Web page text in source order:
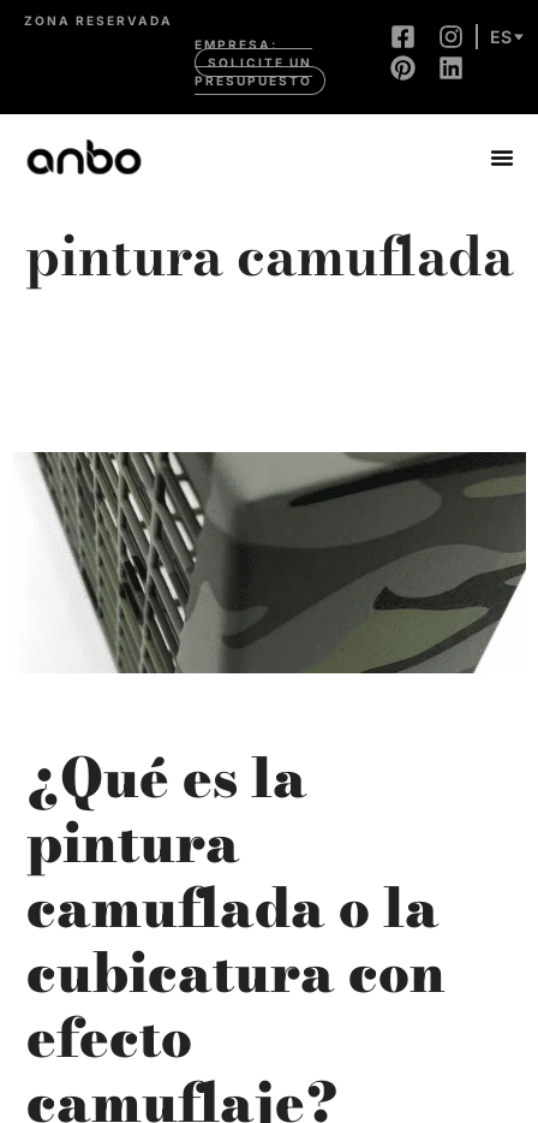
ZONA RESERVADA
EMPRESA:
SOLICITE UN
PRESUPUESTO
ES
pintura camuflada
¿Qué es la
pintura
camuflada o la
cubicatura con
efecto
camuflaje?